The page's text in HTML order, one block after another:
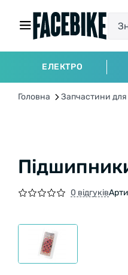
ЕЛЕКТРО
Головна Запчастини для
0 відгуків